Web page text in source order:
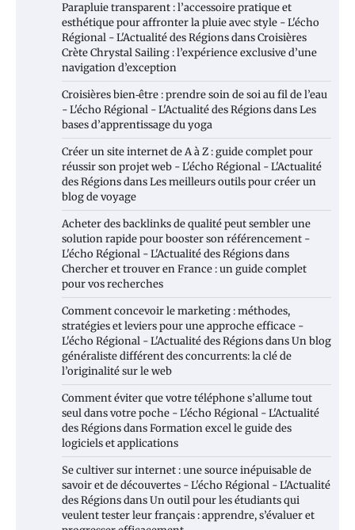
Parapluie transparent : l’accessoire pratique et
esthétique pour affronter la pluie avec style - L'écho
Régional - L'Actualité des RégionsdansCroisières
Crète Chrystal Sailing : l’expérience exclusive d’une
navigation d’exception
Croisières bien‑être : prendre soin de soi au fil de l’eau
- L'écho Régional - L'Actualité des RégionsdansLes
bases d’apprentissage du yoga
Créer un site internet de A à Z : guide complet pour
réussir son projet web - L'écho Régional - L'Actualité
des RégionsdansLes meilleurs outils pour créer un
blog de voyage
Acheter des backlinks de qualité peut sembler une
solution rapide pour booster son référencement -
L'écho Régional - L'Actualité des Régionsdans
Chercher et trouver en France : un guide complet
pour vos recherches
Comment concevoir le marketing : méthodes,
stratégies et leviers pour une approche efficace -
L'écho Régional - L'Actualité des RégionsdansUn blog
généraliste différent des concurrents: la clé de
l’originalité sur le web
Comment éviter que votre téléphone s’allume tout
seul dans votre poche - L'écho Régional - L'Actualité
des RégionsdansFormation excel le guide des
logiciels et applications
Se cultiver sur internet : une source inépuisable de
savoir et de découvertes - L'écho Régional - L'Actualité
des RégionsdansUn outil pour les étudiants qui
veulent tester leur français : apprendre, s’évaluer et